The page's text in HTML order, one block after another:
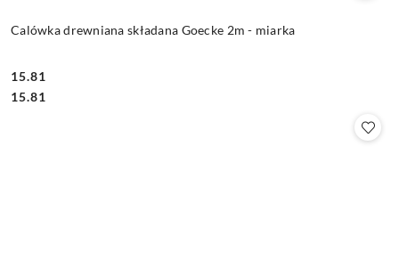
Calówka drewniana składana Goecke 2m - miarka
Cena:
15.81
Cena:
15.81